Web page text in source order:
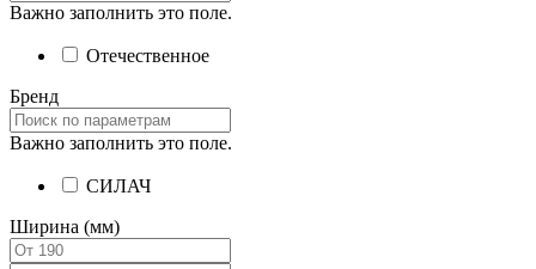
Важно заполнить это поле.
Отечественное
Бренд
Важно заполнить это поле.
СИЛАЧ
Ширина (мм)